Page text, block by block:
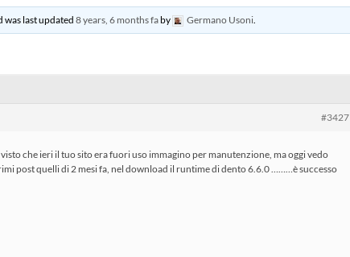
was last updated8 years, 6 months faby Germano Usoni
#3427
che ieri il tuo sito era fuori uso immagino per manutenzione, ma oggi vedo
post quelli di 2 mesi fa, nel download il runtime di dento 6.6.0 ………è successo